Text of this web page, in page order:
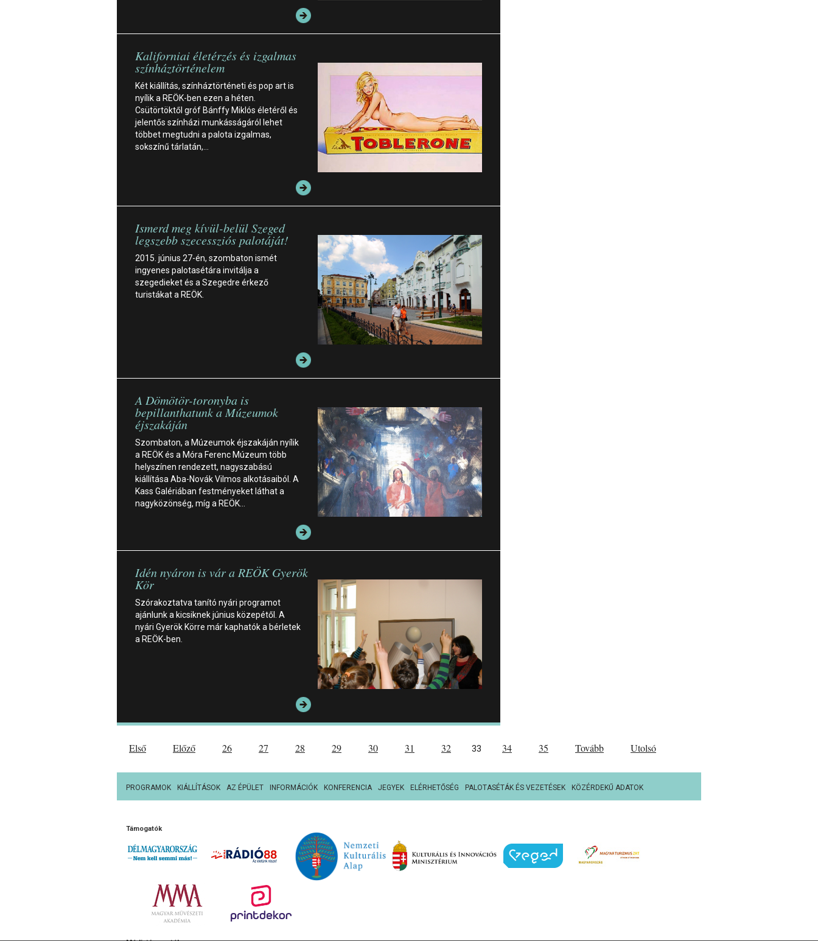
Kaliforniai életérzés és izgalmas
színháztörténelem
Két kiállítás, színháztörténeti és pop art is
nyílik a REÖK-ben ezen a héten.
Csütörtöktől gróf Bánffy Miklós életéről és
jelentős színházi munkásságáról lehet
többet megtudni a palota izgalmas,
sokszínű tárlatán,…
Ismerd meg kívül-belül Szeged
legszebb szecessziós palotáját!
2015. június 27-én, szombaton ismét
ingyenes palotasétára invitálja a
szegedieket és a Szegedre érkező
turistákat a REÖK.
A Dömötör-toronyba is
bepillanthatunk a Múzeumok
éjszakáján
Szombaton, a Múzeumok éjszakáján nyílik
a REÖK és a Móra Ferenc Múzeum több
helyszínen rendezett, nagyszabású
kiállítása Aba-Novák Vilmos alkotásaiból. A
Kass Galériában festményeket láthat a
nagyközönség, míg a REÖK…
Idén nyáron is vár a REÖK Gyerök
Kör
Szórakoztatva tanító nyári programot
ajánlunk a kicsiknek június közepétől. A
nyári Gyerök Körre már kaphatók a bérletek
a REÖK-ben.
Első Előző 26 27 28 29 30 31 32 33 34 35 Tovább Utolsó
PROGRAMOK KIÁLLÍTÁSOK AZ ÉPÜLET INFORMÁCIÓK KONFERENCIA JEGYEK ELÉRHETŐSÉG PALOTASÉTÁK ÉS VEZETÉSEK KÖZÉRDEKŰ ADATOK
Támogatók